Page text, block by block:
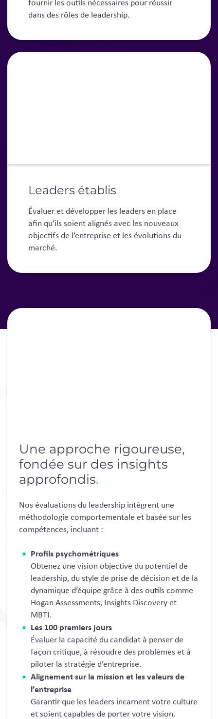
dans des rôles de leadership.
Leaders établis
Évaluer et développer les leaders en place
afin qu’ils soient alignés avec les nouveaux
objectifs de l’entreprise et les évolutions du
marché.
Une approche rigoureuse,
fondée sur des insights
approfondis.
Nos évaluations du leadership intègrent une
méthodologie comportementale et basée sur les
compétences, incluant :
Profils psychométriques
Obtenez une vision objective du potentiel de
leadership, du style de prise de décision et de la
dynamique d’équipe grâce à des outils comme
Hogan Assessments, Insights Discovery et
MBTI.
Les 100 premiers jours
Évaluer la capacité du candidat à penser de
façon critique, à résoudre des problèmes et à
piloter la stratégie d’entreprise.
Alignement sur la mission et les valeurs de
l’entreprise
Garantir que les leaders incarnent votre culture
et soient capables de porter votre vision.